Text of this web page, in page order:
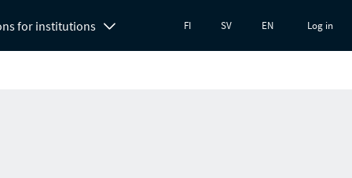
for institutions FI SV EN Log in